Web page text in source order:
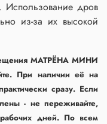
Использование дров
из-за их высокой
МАТРЁНА МИНИ
При наличии её на
сразу. Если
- не переживайте,
рабочих дней. По всем